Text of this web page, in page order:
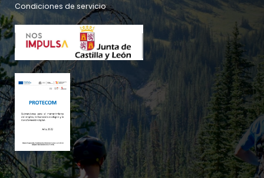
Condiciones de servicio